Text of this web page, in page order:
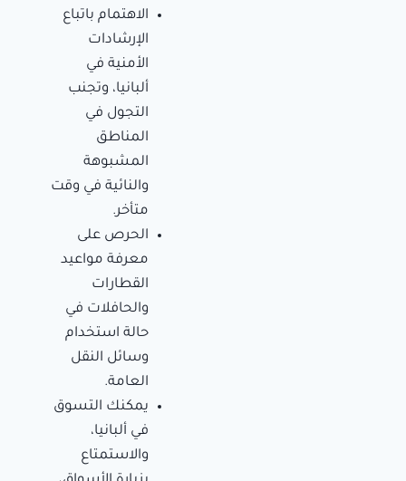
الاهتمام باتباع
الإرشادات
الأمنية في
ألبانيا، وتجنب
التجول في
المناطق
المشبوهة
والنائية في وقت
متأخر.
الحرص على
معرفة مواعيد
القطارات
والحافلات في
حالة استخدام
وسائل النقل
العامة.
يمكنك التسوق
في ألبانيا،
والاستمتاع